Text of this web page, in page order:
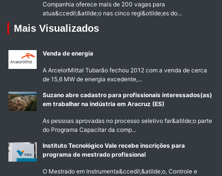
Companhia oferece mais de 200 vagas para
atua&ccedil;&atilde;o nas cinco regi&otilde;es do...
Mais Visualizados
Venda de energia
A ArcelorMittal Tubarão fechou 2012 com a venda de cerca
de 15,6 MW de energia excedente,...
Suzano abre cadastro para profissionais interessados(as)
em trabalhar na indústria em Aracruz (ES)
As pessoas aprovadas no processo seletivo far&atilde;o parte
do Programa Capacitar da comp...
Instituto Tecnológico Vale recebe inscrições para
programa de mestrado profissional
O Mestrado em Instrumenta&ccedil;&atilde;o, Controle e